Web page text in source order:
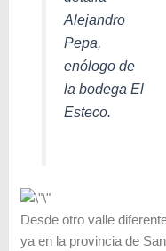
Alejandro
Pepa,
enólogo de
la bodega El
Esteco.
Desde otro valle
ya en la provincia de San